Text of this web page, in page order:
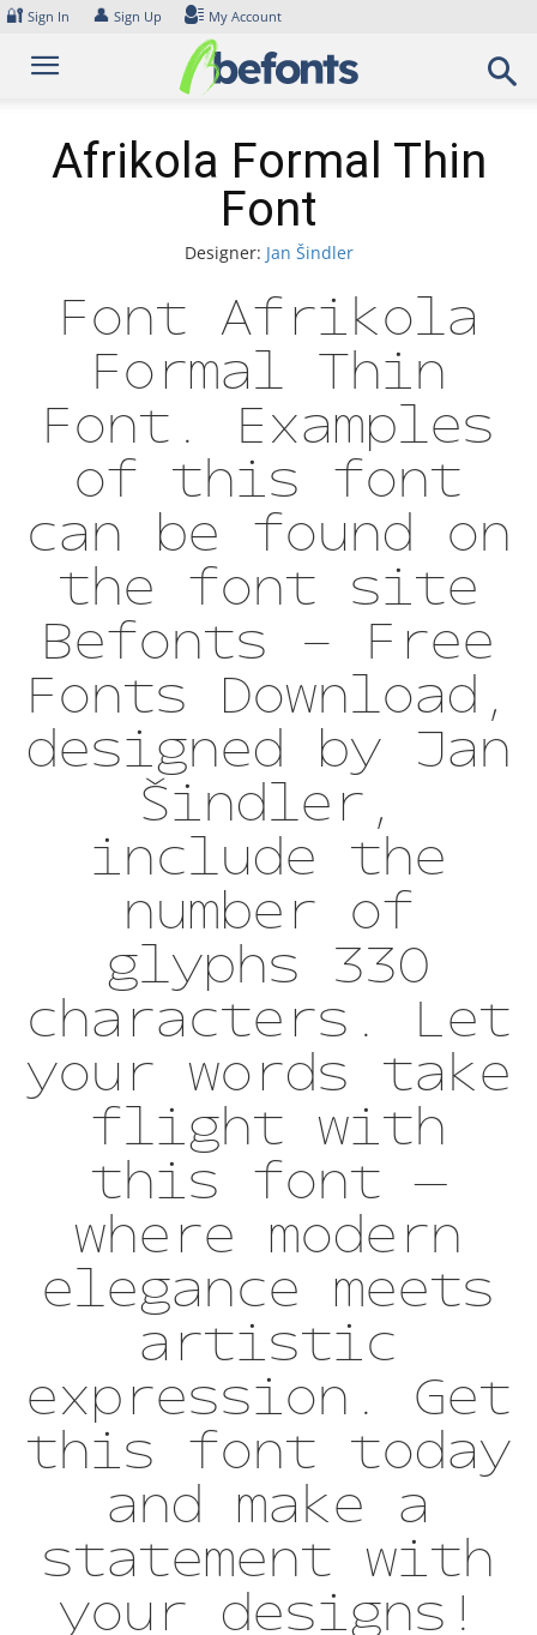
Skip
content
🔐 Sign In 👤 Sign Up My Account
Afrikola Formal Thin
Font
Designer: Jan Šindler
Font Afrikola
Formal Thin
Font. Examples
of this font
can be found on
the font site
Befonts – Free
Fonts Download,
designed by Jan
Šindler,
include the
number of
glyphs 330
characters. Let
your words take
flight with
this font —
where modern
elegance meets
artistic
expression. Get
this font today
and make a
statement with
your designs!